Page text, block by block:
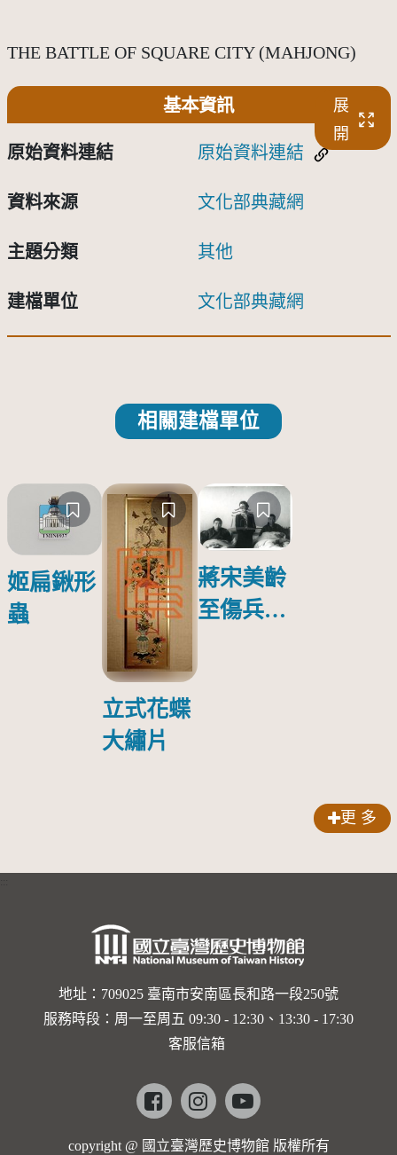
THE BATTLE OF SQUARE CITY (MAHJONG)
基本資訊
展
開
原始資料連結 原始資料連結
資料來源 文化部典藏網
主題分類 其他
建檔單位 文化部典藏網
相關建檔單位
姬扁鍬形
蟲
立式花蝶
大繡片
蔣宋美齡
至傷兵醫
傷日本戰
更 多
地址：709025 臺南市安南區長和路一段250號
服務時段：周一至周五 09:30 - 12:30、13:30 - 17:30
客服信箱
Facebookinstagramyoutube
copyright @ 國立臺灣歷史博物館 版權所有